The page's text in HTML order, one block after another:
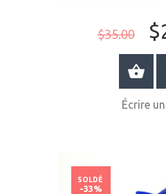
$35.00
Écrire
SOLDÉ
-33%